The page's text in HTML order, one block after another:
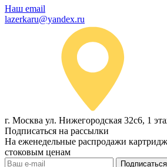
Наш email
lazerkaru@yandex.ru
г. Москва ул. Нижегородская 32с6, 1
Подписаться на рассылки
На еженедельные распродажи
стоковым ценам
Подписаться